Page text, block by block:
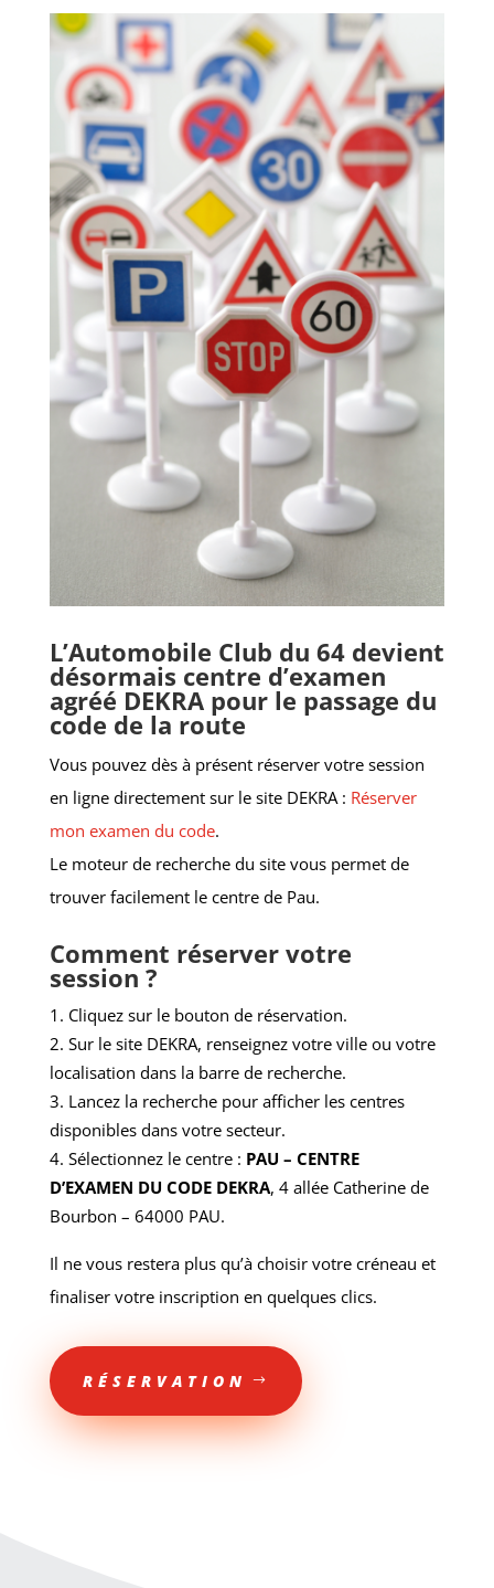
L’Automobile Club du 64 devient
désormais centre d’examen
agréé DEKRA pour le passage du
code de la route
Vous pouvez dès à présent réserver votre session
en ligne directement sur le site DEKRA : Réserver
mon examen du code.
Le moteur de recherche du site vous permet de
trouver facilement le centre de Pau.
Comment réserver votre
session ?
Cliquez sur le bouton de réservation.
Sur le site DEKRA, renseignez votre ville ou votre
localisation dans la barre de recherche.
Lancez la recherche pour afficher les centres
disponibles dans votre secteur.
Sélectionnez le centre : PAU – CENTRE
D’EXAMEN DU CODE DEKRA, 4 allée Catherine de
Bourbon – 64000 PAU.
Il ne vous restera plus qu’à choisir votre créneau et
finaliser votre inscription en quelques clics.
RÉSERVATION